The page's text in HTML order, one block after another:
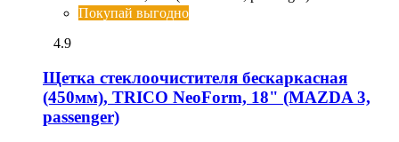
Покупай выгодно
4.9
Щетка стеклоочистителя бескаркасная
(450мм), TRICO NeoForm, 18" (MAZDA 3,
passenger)